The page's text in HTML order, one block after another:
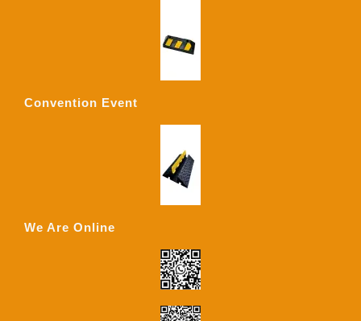
Convention Event
We Are Online